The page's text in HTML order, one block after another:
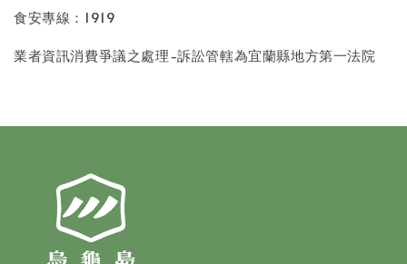
食安專線：1919
業者資訊消費爭議之處理-訴訟管轄為宜蘭縣地方第一法院